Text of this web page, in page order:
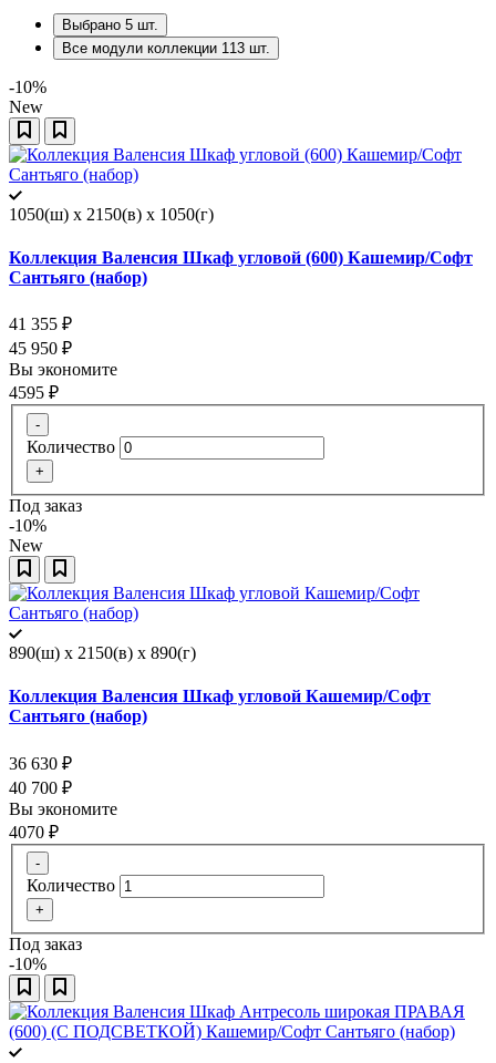
Выбрано 5 шт.
Все модули коллекции 113 шт.
-10%
New
1050(ш) x 2150(в) x 1050(г)
Коллекция Валенсия Шкаф угловой (600) Кашемир/Софт
Сантьяго (набор)
41 355 ₽
45 950 ₽
Вы экономите
4595 ₽
-
Количество
+
Под заказ
-10%
New
890(ш) x 2150(в) x 890(г)
Коллекция Валенсия Шкаф угловой Кашемир/Софт
Сантьяго (набор)
36 630 ₽
40 700 ₽
Вы экономите
4070 ₽
-
Количество
+
Под заказ
-10%